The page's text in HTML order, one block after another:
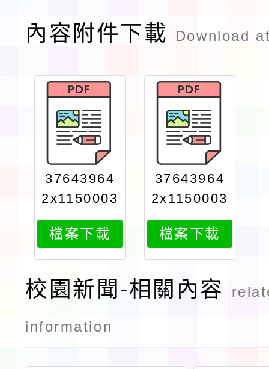
內容附件下載 Download
37643964
2x1150003
374print
檔案下載
37643964
2x1150003
374attach
1
檔案下載
校園新聞-相關內容
information